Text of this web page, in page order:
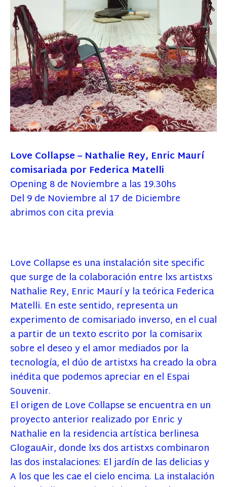
Love Collapse – Nathalie Rey, Enric Maurí
comisariada por Federica Matelli
Opening 8 de Noviembre a las 19.30hs
Del 9 de Noviembre al 17 de Diciembre
abrimos con cita previa
Love Collapse es una instalación site specific
que surge de la colaboración entre lxs artistxs
Nathalie Rey, Enric Maurí y la teórica Federica
Matelli. En este sentido, representa un
experimento de comisariado inverso, en el cual
a partir de un texto escrito por la comisarix
sobre el deseo y el amor mediados por la
tecnología, el dúo de artistxs ha creado la obra
inédita que podemos apreciar en el Espai
Souvenir.
El origen de Love Collapse se encuentra en un
proyecto anterior realizado por Enric y
Nathalie en la residencia artística berlinesa
GlogauAir, donde lxs dos artistxs combinaron
las dos instalaciones: El jardín de las delicias y
A los que les cae el cielo encima. La instalación